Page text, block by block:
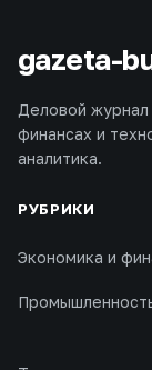
gazeta-
Деловой журнал
финансах и
аналитика.
РУБРИКИ
Экономика и